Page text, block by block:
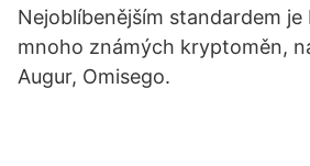
Nejoblíbenějším standardem je
mnoho známých kryptoměn,
Augur, Omisego.